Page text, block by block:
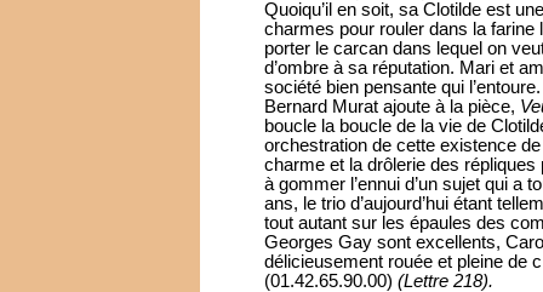
Quoiqu’il en soit, sa Clotilde est
charmes pour rouler dans la
porter le carcan dans lequel on
d’ombre à sa réputation. Mari et
société bien pensante qui l’entoure.
Bernard Murat ajoute à la pièce,
boucle la boucle de la vie de
orchestration de cette existence
charme et la drôlerie des
à gommer l’ennui d’un sujet qui a
ans, le trio d’aujourd’hui étant
tout autant sur les épaules des
Georges Gay sont excellents,
délicieusement rouée et pleine de
(01.42.65.90.00) (Lettre 218).